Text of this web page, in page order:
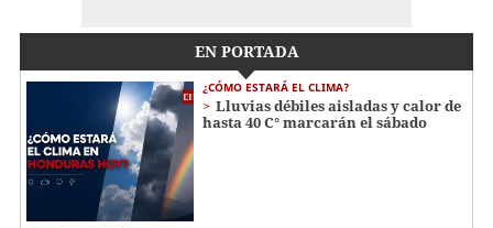
EN PORTADA
¿CÓMO ESTARÁ EL CLIMA?
Lluvias débiles aisladas y calor de
hasta 40 C° marcarán el sábado